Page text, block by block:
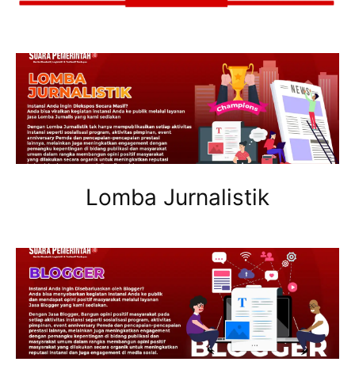
Lomba Jurnalistik